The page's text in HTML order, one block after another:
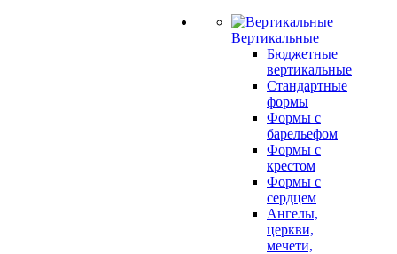
Вертикальные
Бюджетные
вертикальные
Стандартные
формы
Формы с
барельефом
Формы с
крестом
Формы с
сердцем
Ангелы,
церкви,
мечети,